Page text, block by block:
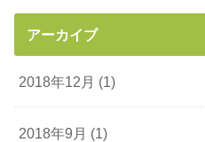
アーカイブ
2018年12月 (1)
2018年9月 (1)